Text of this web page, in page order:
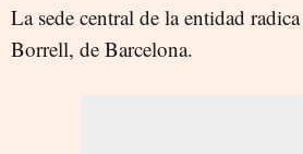
La sede central de la entidad
Borrell, de Barcelona.